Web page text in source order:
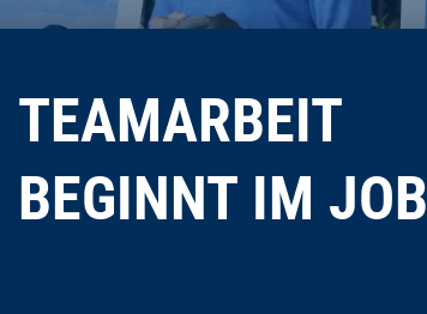
TEAMARBEIT
BEGINNT IM JOB